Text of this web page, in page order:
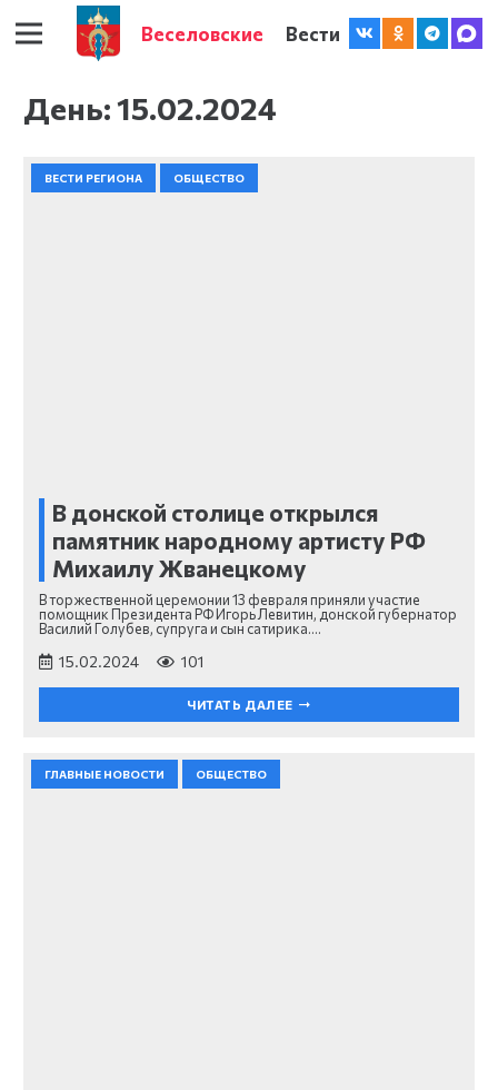
Веселовские Вести
День:15.02.2024
ВЕСТИ РЕГИОНА ОБЩЕСТВО
В донской столице открылся
памятник народному артисту РФ
Михаилу Жванецкому
В торжественной церемонии 13 февраля приняли участие
помощник Президента РФ Игорь Левитин, донской губернатор
Василий Голубев, супруга и сын сатирика.…
15.02.2024 101
ЧИТАТЬ ДАЛЕЕ
ГЛАВНЫЕ НОВОСТИ ОБЩЕСТВО